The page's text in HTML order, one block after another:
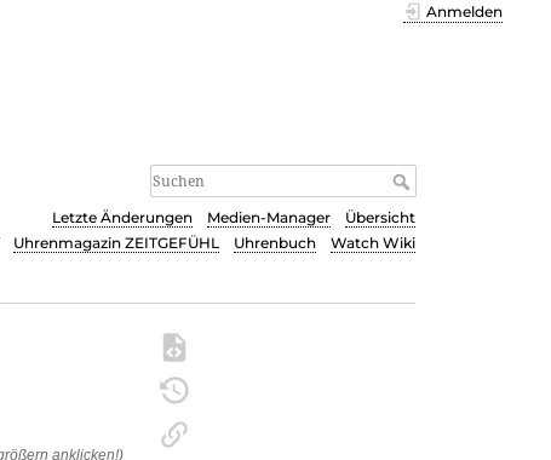
Anmelden
Letzte Änderungen Medien-Manager
Übersicht
Uhrenmagazin ZEITGEFÜHL Uhrenbuch Watch Wiki